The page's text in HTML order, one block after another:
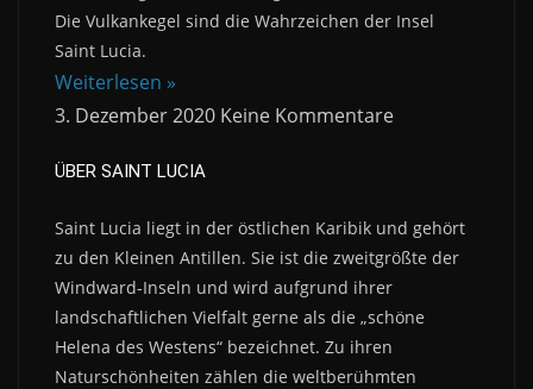
Die Vulkankegel sind die Wahrzeichen der Insel
Saint Lucia.
Weiterlesen »
3. Dezember 2020 Keine Kommentare
ÜBER SAINT LUCIA
Saint Lucia liegt in der östlichen Karibik und gehört
zu den Kleinen Antillen. Sie ist die zweitgrößte der
Windward-Inseln und wird aufgrund ihrer
landschaftlichen Vielfalt gerne als die „schöne
Helena des Westens“ bezeichnet. Zu ihren
Naturschönheiten zählen die weltberühmten